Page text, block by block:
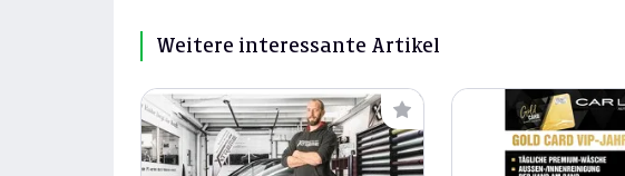
Weitere interessante Artikel